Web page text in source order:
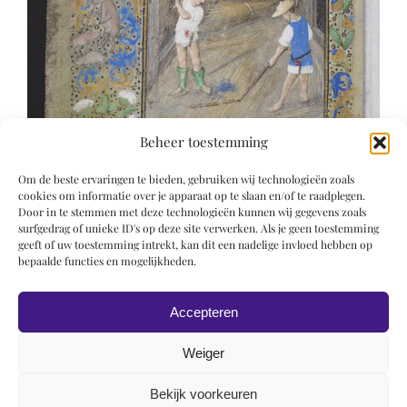
Beheer toestemming
Om de beste ervaringen te bieden, gebruiken wij technologieën zoals
cookies om informatie over je apparaat op te slaan en/of te raadplegen.
Door in te stemmen met deze technologieën kunnen wij gegevens zoals
surfgedrag of unieke ID's op deze site verwerken. Als je geen toestemming
geeft of uw toestemming intrekt, kan dit een nadelige invloed hebben op
bepaalde functies en mogelijkheden.
Accepteren
Weiger
Bekijk voorkeuren